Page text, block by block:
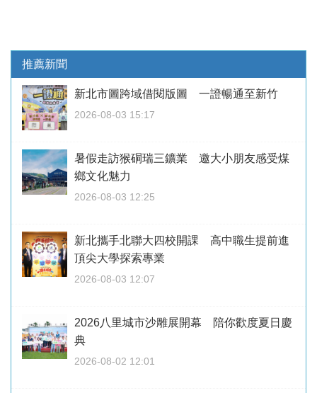
推薦新聞
新北市圖跨域借閱版圖 一證暢通至新竹
2026-08-03 15:17
暑假走訪猴硐瑞三鑛業 邀大小朋友感受煤
鄉文化魅力
2026-08-03 12:25
新北攜手北聯大四校開課 高中職生提前進
頂尖大學探索專業
2026-08-03 12:07
2026八里城市沙雕展開幕 陪你歡度夏日慶
典
2026-08-02 12:01